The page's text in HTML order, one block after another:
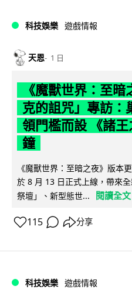
科技娛樂 遊戲情報
天恩 1 日
《魔獸世界：至
克的詛咒」專訪：
領門檻而設 《諸
鐘
《魔獸世界：至暗之夜》版本
於 8 月 13 日正式上線，帶來
祭壇」、新型態世...
閱讀全文
115 分享
科技娛樂 遊戲情報